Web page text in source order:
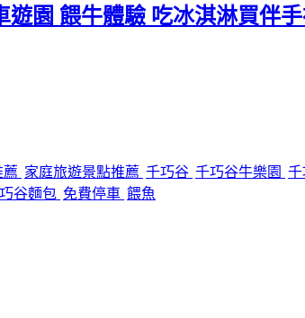
園 餵牛體驗 吃冰淇淋買伴
薦 家庭旅遊景點推薦 千巧谷 千巧谷牛樂園 千
谷麵包 免費停車 餵魚